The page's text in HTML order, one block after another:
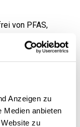
Anzeigen zu
Medien anbieten
zu
von PFAS,
von Greenpan